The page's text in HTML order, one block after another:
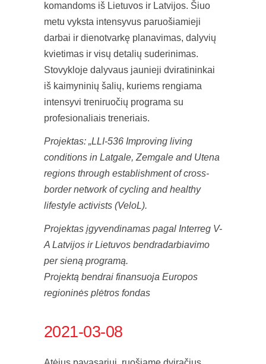
komandoms iš Lietuvos ir Latvijos. Šiuo
metu vyksta intensyvus paruošiamieji
darbai ir dienotvarkę planavimas, dalyvių
kvietimas ir visų detalių suderinimas.
Stovykloje dalyvaus jaunieji dviratininkai
iš kaimyninių šalių, kuriems rengiama
intensyvi treniruočių programa su
profesionaliais treneriais.
Projektas: „LLI-536 Improving living
conditions in Latgale, Zemgale and Utena
regions through establishment of cross-
border network of cycling and healthy
lifestyle activists (VeloL).
Projektas įgyvendinamas pagal Interreg V-
A Latvijos ir Lietuvos bendradarbiavimo
per sieną programą.
Projektą bendrai finansuoja Europos
regioninės plėtros fondas
2021-03-08